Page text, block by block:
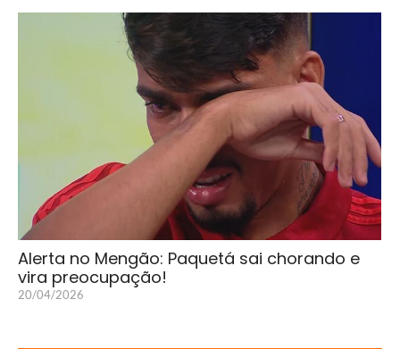
Alerta no Mengão: Paquetá sai chorando e
vira preocupação!
20/04/2026